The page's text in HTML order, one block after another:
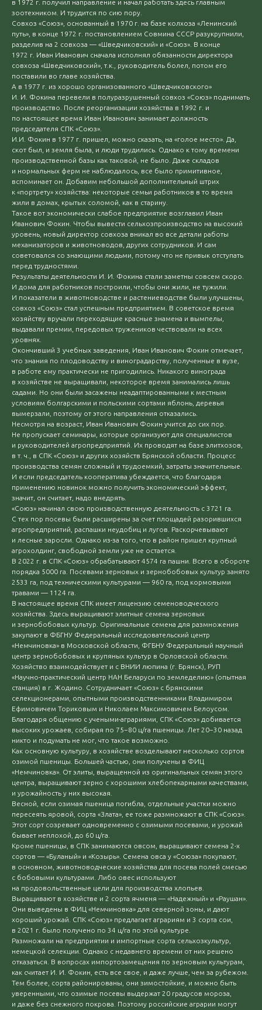
в 1972 г. получил направление и начал работать здесь главным
зоотехником. И трудится по сию пору.
Совхоз «Союз», основанный в 1970 г. на базе колхоза «Ленинский
путь», в конце 1972 г. постановлением Совмина СССР разукрупнили,
разделив на 2 совхоза — «Шведчиковский» и «Союз». В конце
1972 г. Иван Иванович сначала исполнял обязанности директора
совхоза «Шведчиковский», т.к., руководитель болел, потом его
поставили во главе хозяйства.
А в 1977 г. из хорошо организованного «Шведчиковского»
И. И. Фокина перевели в полуразрушенный совхоз «Союз» поднимать
производство. После реорганизации хозяйства в 1992 г. и
по настоящее время Иван Иванович занимает должность
председателя СПК «Союз».
И.И. Фокин в 1977 г. пришел, можно сказать, на «голое место». Да,
скот был, и земля была, и люди трудились. Однако к тому времени
производственной базы как таковой, не было. Даже складов
и нормальных ферм не наблюдалось, все было примитивное,
вспоминает он. Добавим небольшой дополнительный штрих
к «портрету» хозяйства: некоторые семьи работников в то время
жили в домах, крытых соломой, как в старину.
Такое вот экономически слабое предприятие возглавил Иван
Иванович Фокин. Чтобы вывести сельхозпроизводство на высокий
уровень, новый директор совхоза вникал во все детали работы
механизаторов и животноводов, других сотрудников. И сам
советовался со знающими людьми, потому что не привык отступать
перед трудностями.
Результаты деятельности И. И. Фокина стали заметны совсем скоро.
И дома для работников построили, чтобы они жили, не тужили.
И показатели в животноводстве и растениеводстве были улучшены,
совхоз «Союз» стал успешным предприятием. В советское время
хозяйству вручали переходящие красные знамена и вымпелы,
выдавали премии, передовых тружеников чествовали на всех
уровнях.
Окончивший 3 учебных заведения, Иван Иванович Фокин отмечает,
что знания по плодоводству и виноградарству, полученные в вузе,
в работе ему практически не пригодились. Никакого винограда
в хозяйстве не выращивали, некоторое время занимались лишь
садами. Но они были засажены неадаптированными к местным
условиям болгарскими и польскими сортами яблонь, деревья
вымерзали, поэтому от этого направления отказались.
Несмотря на возраст, Иван Иванович Фокин учится до сих пор.
Не пропускает семинары, которые организуют для специалистов
и руководителей агропредприятий. Их проводят на базе элитхозов,
в т. ч., в СПК «Союз» и других хозяйств Брянской области. Процесс
производства семян сложный и трудоемкий, затраты значительные.
И если председатель кооператива убеждается, что благодаря
применению новинок можно получить экономический эффект,
значит, он считает, надо внедрять.
«Союз» начинал свою производственную деятельность с 3721 га.
С тех пор посевы были расширены за счет площадей разорившихся
агропредприятий, распашки неудобиц и лугов. Раскорчевывают
и лесные заросли. Однако из-за того, что в район пришел крупный
агрохолдинг, свободной земли уже не остается.
В 2022 г. в СПК «Союз» обрабатывают 4574 га пашни. Всего в обороте
порядка 5000 га. Посевами зерновых и зернобобовых культур занято
2533 га, под техническими культурами — 960 га, под кормовыми
травами — 1124 га.
В настоящее время СПК имеет лицензию семеноводческого
хозяйства. Здесь выращивают элитные семена зерновых
и зернобобовых культур. Оригинальные семена для размножения
закупают в ФБГНУ Федеральный исследовательский центр
«Немчиновка» в Московской области, ФГБНУ Федеральный научный
центр зернобобовых и крупяных культур в Орловской области.
Хозяйство взаимодействует и с ВНИИ люпина (г. Брянск), РУП
«Научно-практический центр НАН Беларуси по земледелию» (опытная
станция) в г. Жодино. Сотрудничает «Союз» с брянскими
селекционерами, опытными производственниками Владимиром
Ефимовичем Ториковым и Николаем Максимовичем Белоусом.
Благодаря общению с учеными-аграриями, СПК «Союз» добивается
высоких урожаев, собирая по 75−80 ц/га пшеницы. Лет 20−30 назад
никто и подумать не мог, что такое возможно.
Как основную культуру, в хозяйстве возделывают несколько сортов
озимой пшеницы. Большей частью, они получены в ФИЦ
«Немчиновка». От элиты, выращенной из оригинальных семян этого
центра, выращивают зерно с хорошими хлебопекарными качествами,
и урожайность у них высокая.
Весной, если озимая пшеница погибла, отдельные участки можно
пересеять яровой, сорта «Злата», ее тоже размножают в СПК «Союз».
Этот сорт созревает одновременно с озимыми посевами, и урожай
бывает неплохой, до 60 ц/га.
Кроме пшеницы, в СПК занимаются овсом, выращивают семена 2-х
сортов — «Буланый» и «Козырь». Семена овса у «Союза» покупают,
в основном, животноводческие хозяйства для посева полей смесью
с бобовыми культурами. Либо овес используют
на продовольственные цели для производства хлопьев.
Выращивают в хозяйстве и 2 сорта ячменя — «Надежный» и «Раушан».
Они выведены в ФИЦ «Немчиновка» для северной зоны, и дают
хороший урожай. СПК «Союз» предлагает аграриям и 3 сорта сои,
в 2021 г. было получено по 34 ц/га по этой культуре.
Размножали на предприятии и импортные сорта сельхозкультур,
немецкой селекции. Однако с недавнего времени от них решено
отказаться. В вопросах импортозамещения по зерновым культурам,
как считает И. И. Фокин, есть все свое, и даже лучше, чем за рубежом.
Тем более, сорта районированы, они зимостойкие, и можно быть
уверенными, что озимые посевы выдержат 20 градусов мороза,
и даже без снежного покрова. Поэтому российские аграрии могут